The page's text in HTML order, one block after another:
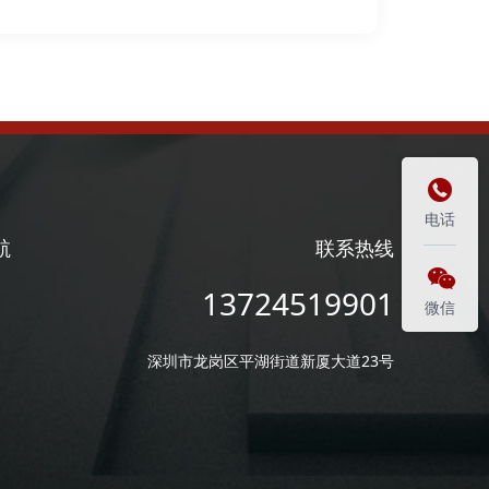
联系热线
13724519901
深圳市龙岗区平湖街道新厦大道23号

电话

微信